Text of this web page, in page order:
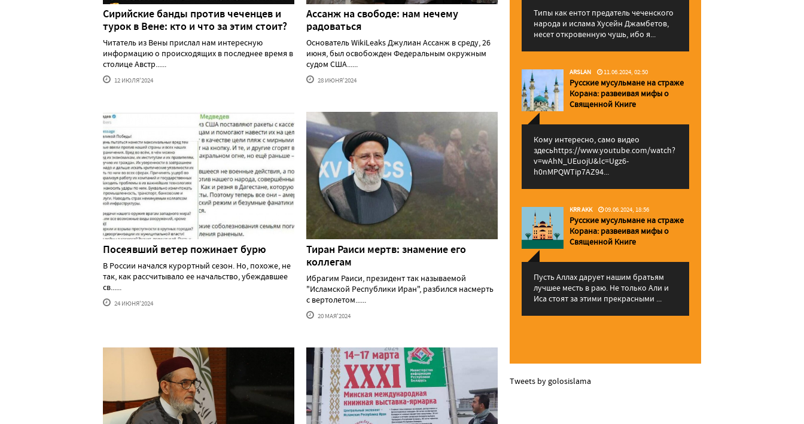
Сирийские банды против чеченцев и
турок в Вене: кто и что за этим стоит?
Читатель из Вены прислал нам интересную
информацию о происходящих в последнее время в
столице Австр......
12 ИЮЛЯ'2024
Ассанж на свободе: нам нечему
радоваться
Основатель WikiLeaks Джулиан Ассанж в среду, 26
июня, был освобожден Федеральным окружным
судом США......
28 ИЮНЯ'2024
Посеявший ветер пожинает бурю
В России начался курортный сезон. Но, похоже, не
так, как рассчитывало ее начальство, убеждавшее
св......
24 ИЮНЯ'2024
Тиран Раиси мертв: знамение его
коллегам
Ибрагим Раиси, президент так называемой
"Исламской Республики Иран", разбился насмерть
с вертолетом......
20 МАЯ'2024
Типы как ентот предатель чеченского
народа и ислама Хусейн Джамбетов,
несет откровенную чушь, ибо я...
ARSLAN 11.06.2024, 02:50
Русские мусульмане на страже
Корана: pазвеивая мифы о
Священной Книге
Кому интересно, само видео
здесьhttps://www.youtube.com/watch?
v=wAhN_UEuojU&lc=Ugz6-
h0nMPQWTip7AZ94...
KRR AKK 09.06.2024, 18:56
Русские мусульмане на страже
Корана: pазвеивая мифы о
Священной Книге
Пусть Аллах дарует нашим братьям
лучшее месть в раю. Не только Али и
Иса стоят за этими прекрасными ...
Tweets by golosislama